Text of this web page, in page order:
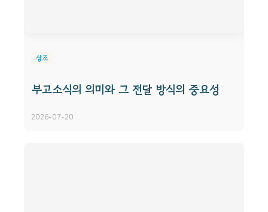
상조
부고소식의 의미와 그 전달 방식의 중요성
2026-07-20